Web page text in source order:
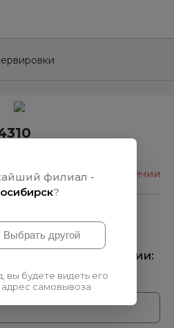
нет в наличии
узнать о поступлении:
филиал -
?
вы будете видеть его
адрес самовывоза